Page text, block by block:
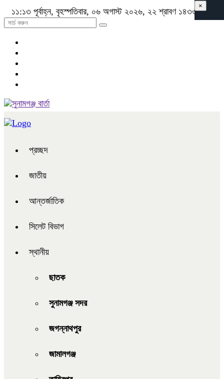
১১:১৩ পূর্বাহ্ন, বৃহস্পতিবার, ০৬ অগাস্ট ২০২৬, ২২ শ্রাবণ ১৪৩৩ বঙ্গাব্দ
প্রচ্ছদ
জাতীয়
আন্তর্জাতিক
সিলেট বিভাগ
স্থানীয়
ছাতক
সুনামগঞ্জ সদর
জগন্নাথপুর
জামালগঞ্জ
×